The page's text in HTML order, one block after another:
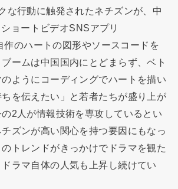
な行動に触発されたネチズンが、中
ョートビデオSNSアプリ
作のハートの図形やソースコードを
ームは中国国内にとどまらず、ベト
ようにコーディングでハートを描い
を伝えたい」と若者たちが盛り上が
2人が情報技術を専攻しているとい
ズンが高い関心を持つ要因にもなっ
トレンドがきっかけでドラマを観た
ラマ自体の人気も上昇し続けてい